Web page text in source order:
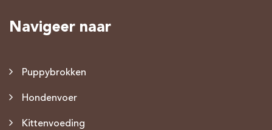
Navigeer naar
Puppybrokken
Hondenvoer
Kittenvoeding